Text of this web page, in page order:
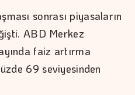
sonrası piyasaların
ABD Merkez
faiz artırma
69 seviyesinden